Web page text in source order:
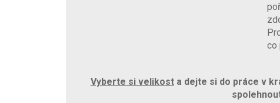
co
Vyberte si velikosta dejte si do práce v